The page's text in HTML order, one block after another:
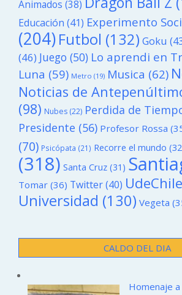
Animados (38)
Educación (41) Experimento
(204)Futbol (132) Goku
(46) Juego (50) Lo aprendi en
Luna (59) Metro (19) Musica (62)
Noticias de
(98) Nubes (22) Perdida de
Presidente (56) Profesor Rossa
(70) Psicópata (21) Recorre el mundo
(318) Santa Cruz (31)
Tomar (36) Twitter(40) UdeChile
Universidad (130) Vegeta
CALDO DEL DIA
Homenaje